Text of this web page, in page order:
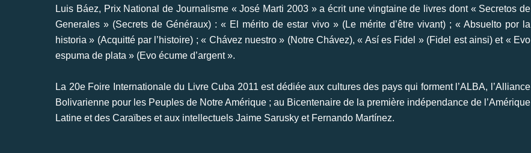
Luis Báez, Prix National de Journalisme « José Marti 2003 » a écrit une vingtaine de livres dont « Secretos de
Generales » (Secrets de Généraux) : « El mérito de estar vivo » (Le mérite d’être vivant) ; « Absuelto por la
historia » (Acquitté par l’histoire) ; « Chávez nuestro » (Notre Chávez), « Así es Fidel » (Fidel est ainsi) et « Evo
espuma de plata » (Evo écume d’argent ».
La 20e Foire Internationale du Livre Cuba 2011 est dédiée aux cultures des pays qui forment l’ALBA, l’Alliance
Bolivarienne pour les Peuples de Notre Amérique ; au Bicentenaire de la première indépendance de l’Amérique
Latine et des Caraïbes et aux intellectuels Jaime Sarusky et Fernando Martínez.